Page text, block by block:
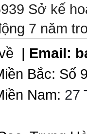
Sở kế
7 năm
| Email:
Bắc:
Nam: 27